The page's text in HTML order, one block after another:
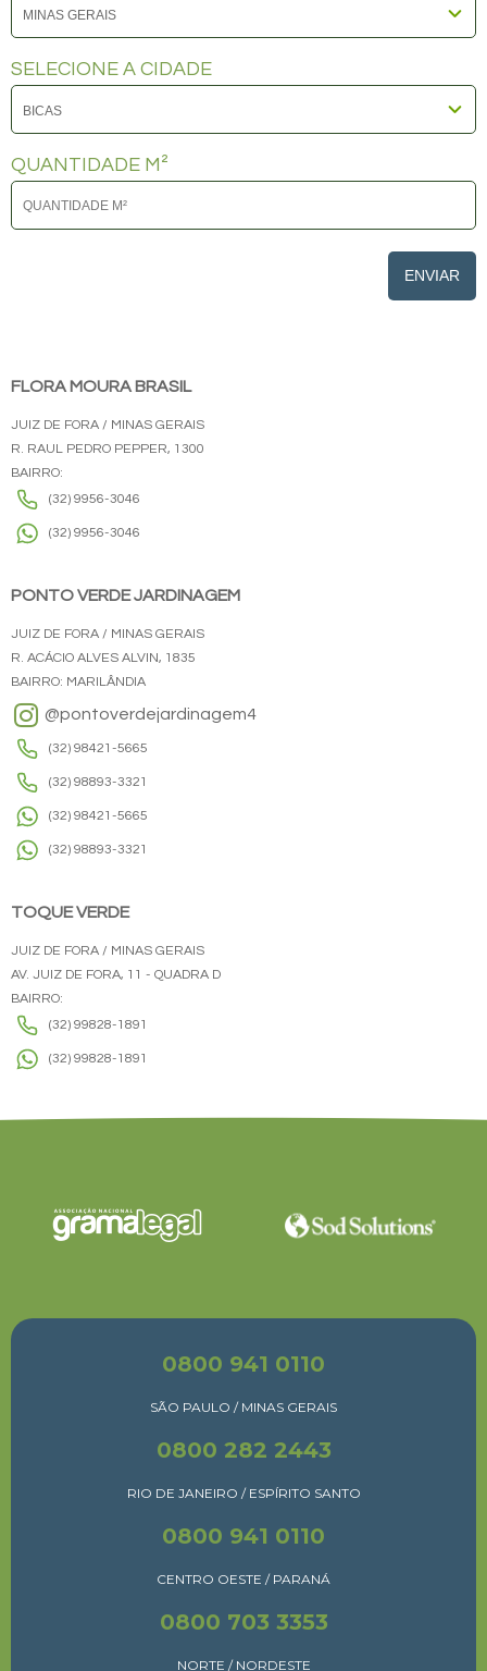
SELECIONE A CIDADE
QUANTIDADE M²
ENVIAR
FLORA MOURA BRASIL
JUIZ DE FORA / MINAS GERAIS
R. RAUL PEDRO PEPPER, 1300
BAIRRO:
(32) 9956-3046
(32) 9956-3046
PONTO VERDE JARDINAGEM
JUIZ DE FORA / MINAS GERAIS
R. ACÁCIO ALVES ALVIN, 1835
BAIRRO: MARILÂNDIA
@pontoverdejardinagem4
(32) 98421-5665
(32) 98893-3321
(32) 98421-5665
(32) 98893-3321
TOQUE VERDE
JUIZ DE FORA / MINAS GERAIS
AV. JUIZ DE FORA, 11 - QUADRA D
BAIRRO:
(32) 99828-1891
(32) 99828-1891
0800 941 0110
SÃO PAULO / MINAS GERAIS
0800 282 2443
RIO DE JANEIRO / ESPÍRITO SANTO
0800 941 0110
CENTRO OESTE / PARANÁ
0800 703 3353
NORTE / NORDESTE